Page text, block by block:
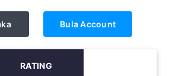
Bula Account
RATING